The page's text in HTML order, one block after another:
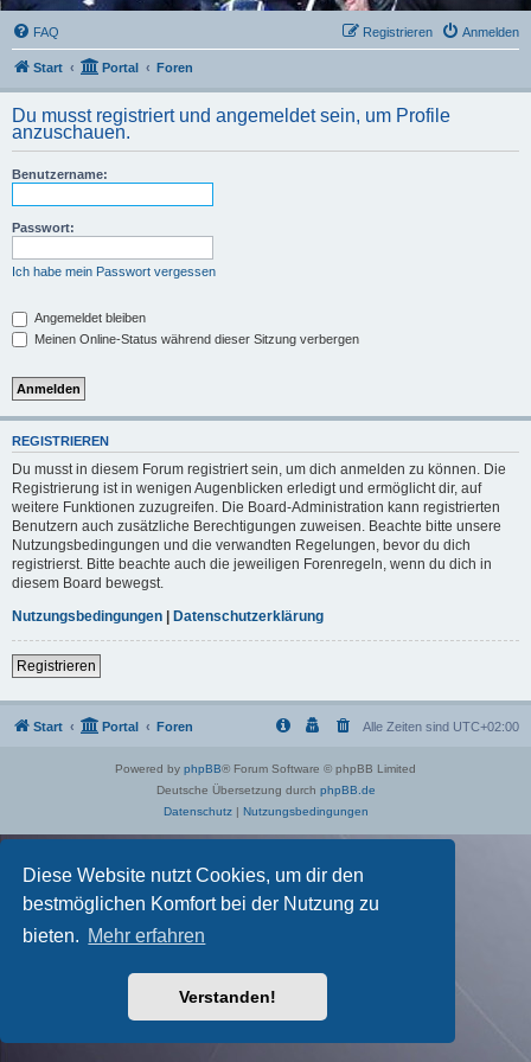
Diese Website nutzt Cookies, um dir den
bestmöglichen Komfort bei der Nutzung zu
bieten. Mehr erfahren
Verstanden!
FAQ Anmelden
Registrieren
Start Portal Foren
Du musst registriert und angemeldet sein, um Profile
anzuschauen.
Benutzername:
Passwort:
Ich habe mein Passwort vergessen
Angemeldet bleiben
Meinen Online-Status während dieser Sitzung verbergen
REGISTRIEREN
Du musst in diesem Forum registriert sein, um dich anmelden zu können. Die
Registrierung ist in wenigen Augenblicken erledigt und ermöglicht dir, auf
weitere Funktionen zuzugreifen. Die Board-Administration kann registrierten
Benutzern auch zusätzliche Berechtigungen zuweisen. Beachte bitte unsere
Nutzungsbedingungen und die verwandten Regelungen, bevor du dich
registrierst. Bitte beachte auch die jeweiligen Forenregeln, wenn du dich in
diesem Board bewegst.
Nutzungsbedingungen | Datenschutzerklärung
Registrieren
Start Portal Foren Alle Zeiten sind UTC+02:00
Powered by phpBB® Forum Software © phpBB Limited
Deutsche Übersetzung durch phpBB.de
Datenschutz| Nutzungsbedingungen